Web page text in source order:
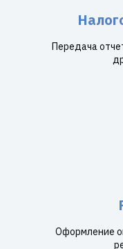
Передача
Оформление